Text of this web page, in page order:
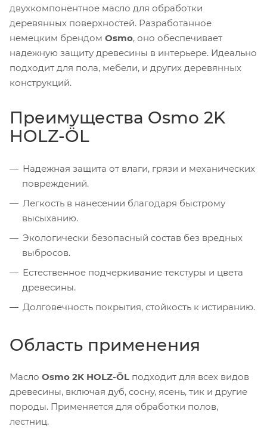
двухкомпонентное масло для обработки
деревянных поверхностей. Разработанное
немецким брендом Osmo, оно обеспечивает
надежную защиту древесины в интерьере. Идеально
подходит для пола, мебели, и других деревянных
конструкций.
Преимущества Osmo 2K
HOLZ-ÖL
Надежная защита от влаги, грязи и механических
повреждений.
Легкость в нанесении благодаря быстрому
высыханию.
Экологически безопасный состав без вредных
выбросов.
Естественное подчеркивание текстуры и цвета
древесины.
Долговечность покрытия, стойкость к истиранию.
Область применения
Масло Osmo 2K HOLZ-ÖL подходит для всех видов
древесины, включая дуб, сосну, ясень, тик и другие
породы. Применяется для обработки полов,
лестниц.